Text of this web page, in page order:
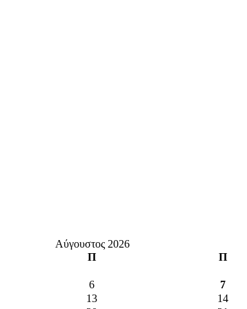
Αύγουστος 2026
Π Π
6 7
13 14